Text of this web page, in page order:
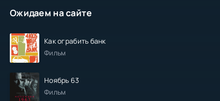
Ожидаем на сайте
Как ограбить банк
Фильм
Ноябрь 63
Фильм